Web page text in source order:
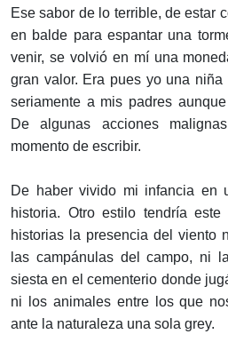
Ese sabor de lo terrible, de estar
en balde para espantar una
venir, se volvió en mí una
gran valor. Era pues yo una niña
seriamente a mis padres
De algunas acciones
momento de escribir.
De haber vivido mi infancia en
historia. Otro estilo tendría
historias la presencia del viento
las campánulas del campo, ni
siesta en el cementerio donde
ni los animales entre los que
ante la naturaleza una sola grey.